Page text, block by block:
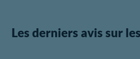
Les derniers avis sur